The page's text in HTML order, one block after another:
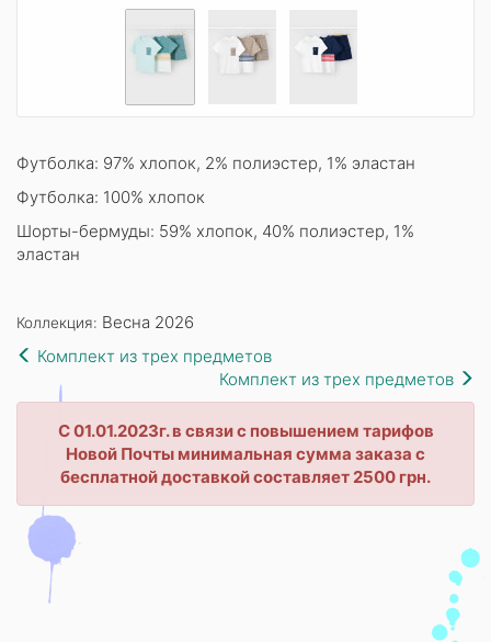
Футболка: 97% хлопок, 2% полиэстер, 1% эластан
Футболка: 100% хлопок
Шорты-бермуды: 59% хлопок, 40% полиэстер, 1%
эластан
Коллекция: Весна 2026
Комплект из трех предметов
Комплект из трех предметов
С 01.01.2023г. в связи с повышением тарифов
Новой Почты минимальная сумма заказа с
бесплатной доставкой составляет 2500 грн.